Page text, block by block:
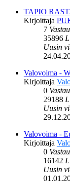
TAPIO
Kirjoittaja
7
35896
Uusin
Valovoima -
Kirjoittaja
0
29188
Uusin
Valovoima -
Kirjoittaja
0
16142
Uusin